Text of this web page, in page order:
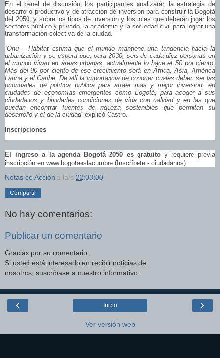
En el panel de discusión, los participantes analizarán la estrategia de
desarrollo productivo y de atracción de inversión para construir la Bogotá
del 2050, y sobre los tipos de inversión y los roles que deberán jugar los
sectores público y privado, la academia y la sociedad civil para lograr una
transformación colectiva de la ciudad.
“Onu – Hábitat estima que el mundo mantiene una tendencia hacia la
urbanización y se espera que, para 2030, seis de cada diez personas en
el mundo vivan en áreas urbanas, actualmente lo hace el 50 por ciento.
Más del 90 por ciento de ese crecimiento será en África, Asia, América
Latina y el Caribe. De allí la importancia de conocer cuáles deben ser las
prioridades de política pública para atraer más y mejor inversión, en
ciudades de economías emergentes como Bogotá, para acoger a sus
ciudadanos y brindarles condiciones de vida con calidad y en las que
puedan encontrar fuentes de riqueza sostenibles que permitan su
desarrollo y el de la ciudad” explicó Castro.
Inscripciones
El ingreso a la agenda Bogotá 2050 es gratuito y requiere previa
inscripción en www.bogotaeslacumbre (Inscríbete - ciudadanos).
Notas de Acción a la/s 22:03:00
Compartir
No hay comentarios:
Publicar un comentario
Gracias por su comentario.
Si usted está interesado en recibir noticias de
nosotros, suscríbase a nuestro informativo.
‹ ›
Inicio
Ver versión web